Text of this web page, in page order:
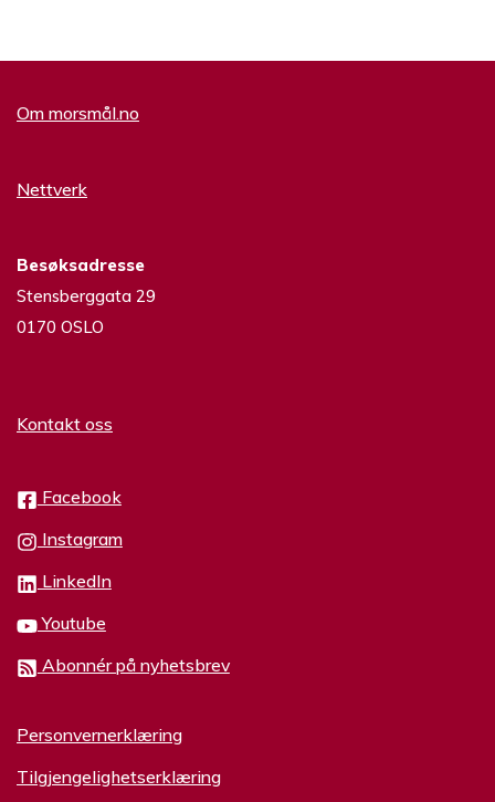
Om morsmål.no
Nettverk
Besøksadresse
Stensberggata 29
0170 OSLO
Kontakt oss
Facebook
Instagram
LinkedIn
Youtube
Abonnér på nyhetsbrev
Personvernerklæring
Tilgjengelighetserklæring